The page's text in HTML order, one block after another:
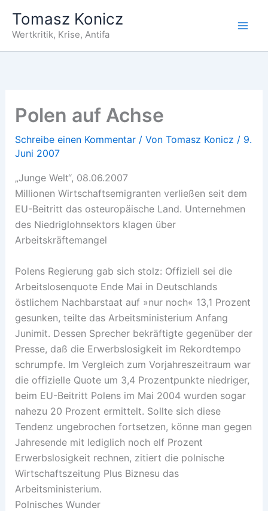
Inhalt
springen
Tomasz Konicz
Wertkritik, Krise, Antifa
Polen auf Achse
Schreibe einen Kommentar / Von Tomasz Konicz / 9.
Juni 2007
„Junge Welt“, 08.06.2007
Millionen Wirtschaftsemigranten verließen seit dem
EU-Beitritt das osteuropäische Land. Unternehmen
des Niedriglohnsektors klagen über
Arbeitskräftemangel
Polens Regierung gab sich stolz: Offiziell sei die
Arbeitslosenquote Ende Mai in Deutschlands
östlichem Nachbarstaat auf »nur noch« 13,1 Prozent
gesunken, teilte das Arbeitsministerium Anfang
Junimit. Dessen Sprecher bekräftigte gegenüber der
Presse, daß die Erwerbslosigkeit im Rekordtempo
schrumpfe. Im Vergleich zum Vorjahreszeitraum war
die offizielle Quote um 3,4 Prozentpunkte niedriger,
beim EU-Beitritt Polens im Mai 2004 wurden sogar
nahezu 20 Prozent ermittelt. Sollte sich diese
Tendenz ungebrochen fortsetzen, könne man gegen
Jahresende mit lediglich noch elf Prozent
Erwerbslosigkeit rechnen, zitiert die polnische
Wirtschaftszeitung Plus Biznesu das
Arbeitsministerium.
Polnisches Wunder